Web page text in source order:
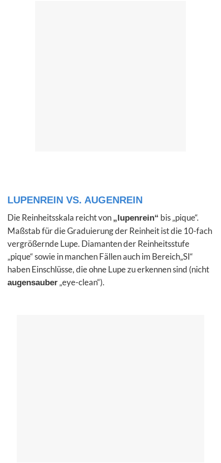
LUPENREIN VS. AUGENREIN
Die Reinheitsskala reicht von „lupenrein“ bis „pique“.
Maßstab für die Graduierung der Reinheit ist die 10-fach
vergrößernde Lupe. Diamanten der Reinheitsstufe
„pique“ sowie in manchen Fällen auch im Bereich„SI“
haben Einschlüsse, die ohne Lupe zu erkennen sind (nicht
augensauber „eye-clean“).